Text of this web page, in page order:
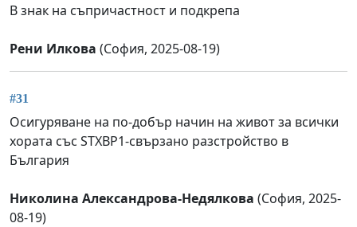
В знак на съпричастност и подкрепа
Рени Илкова (София, 2025-08-19)
#31
Осигуряване на по-добър начин на живот за всички
хората със STXBP1-свързано разстройство в
България
Николина Александрова-Недялкова (София, 2025-
08-19)